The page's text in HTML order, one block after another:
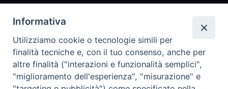
Contattaci
Spazio Lettori
Eventi
Informativa
Utilizziamo cookie o tecnologie simili per
finalità tecniche e, con il tuo consenso, anche per
altre finalità ("interazioni e funzionalità semplici",
"miglioramento dell'esperienza", "misurazione" e